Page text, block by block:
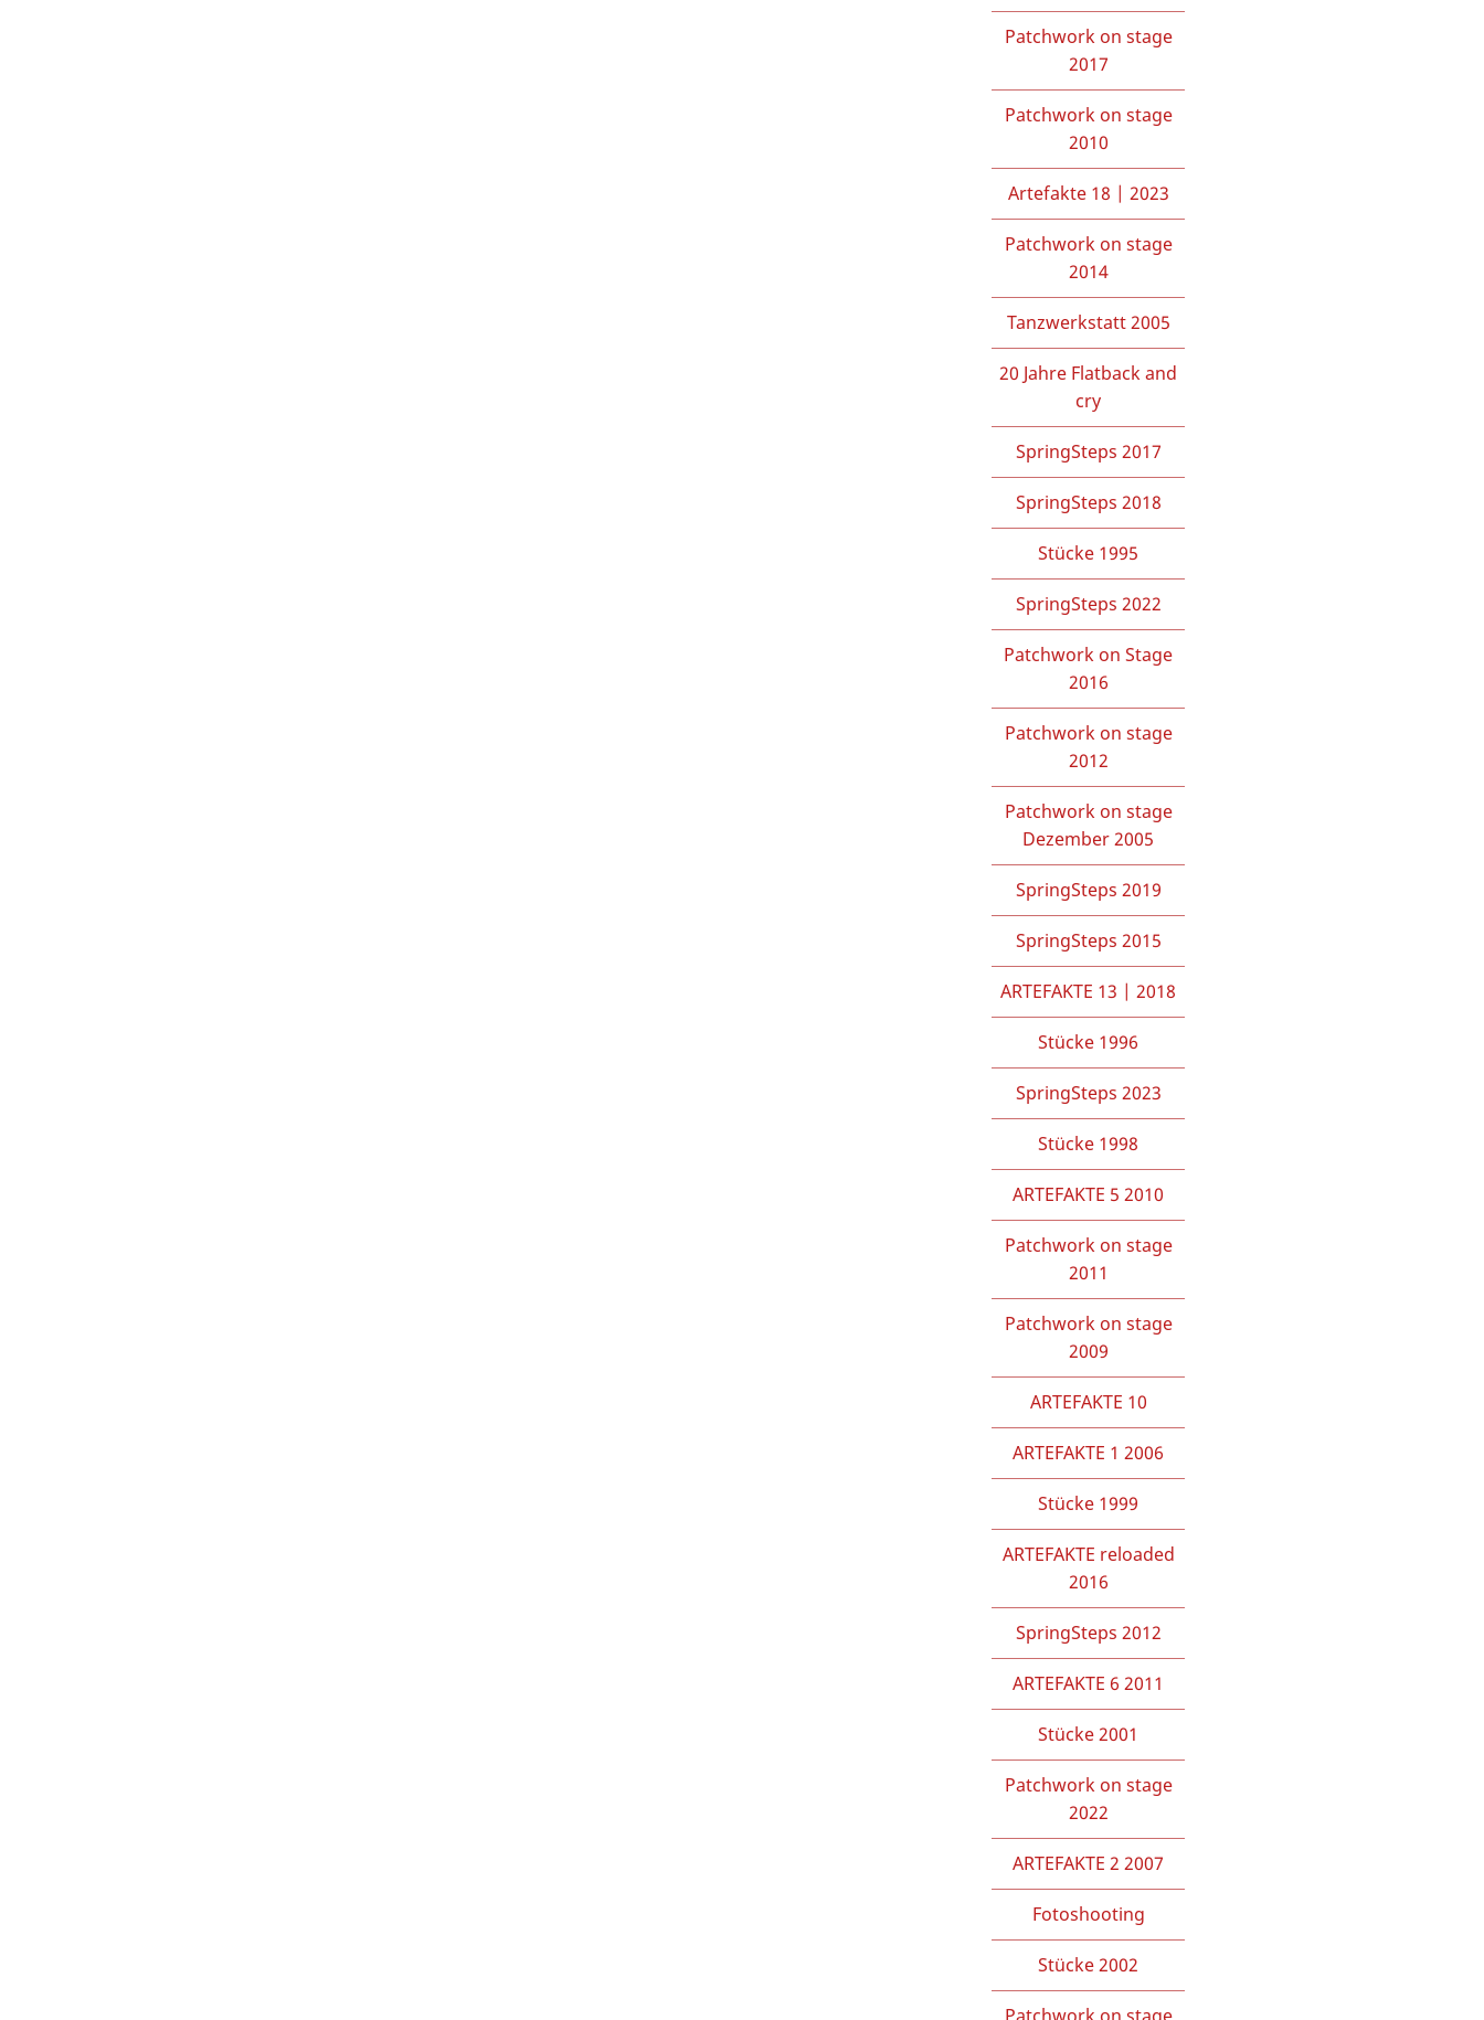
Patchwork on stage
2017
Patchwork on stage
2010
Artefakte 18 | 2023
Patchwork on stage
2014
Tanzwerkstatt 2005
20 Jahre Flatback and
cry
SpringSteps 2017
SpringSteps 2018
Stücke 1995
SpringSteps 2022
Patchwork on Stage
2016
Patchwork on stage
2012
Patchwork on stage
Dezember 2005
SpringSteps 2019
SpringSteps 2015
ARTEFAKTE 13 | 2018
Stücke 1996
SpringSteps 2023
Stücke 1998
ARTEFAKTE 5 2010
Patchwork on stage
2011
Patchwork on stage
2009
ARTEFAKTE 10
ARTEFAKTE 1 2006
Stücke 1999
ARTEFAKTE reloaded
2016
SpringSteps 2012
ARTEFAKTE 6 2011
Stücke 2001
Patchwork on stage
2022
ARTEFAKTE 2 2007
Fotoshooting
Stücke 2002